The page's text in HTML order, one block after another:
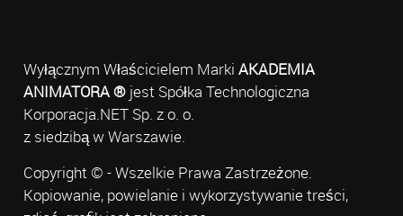
Wyłącznym Właścicielem Marki AKADEMIA
ANIMATORA ®jest Spółka Technologiczna
Korporacja.NET Sp. z o. o.
z siedzibą w Warszawie.
Copyright © - Wszelkie Prawa Zastrzeżone.
Kopiowanie, powielanie i wykorzystywanie treści,